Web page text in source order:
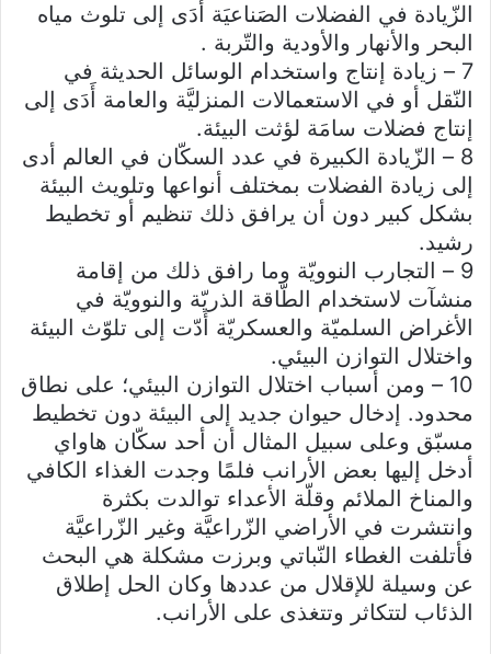
الزّيادة في الفضلات الصَناعيَة أَدَى إلى تلوث مياه
البحر والأنهار والأودية والتّربة .
7 – زيادة إنتاج واستخدام الوسائل الحديثة في
النّقل أو في الاستعمالات المنزليَّة والعامة أَدَى إلى
إنتاج فضلات سامَة لؤثت البيئة.
8 – الزّيادة الكبيرة في عدد السكّان في العالم أدى
إلى زيادة الفضلات بمختلف أنواعها وتلويث البيئة
بشكل كبير دون أن يرافق ذلك تنظيم أو تخطيط
رشيد.
9 – التجارب النوويّة وما رافق ذلك من إقامة
منشآت لاستخدام الطّاقة الذريّة والنوويّة في
الأغراض السلميّة والعسكريّة أَدّت إلى تلوّث البيئة
واختلال التوازن البيئي.
10 – ومن أسباب اختلال التوازن البيئي؛ على نطاق
محدود. إدخال حيوان جديد إلى البيئة دون تخطيط
مسبّق وعلى سبيل المثال أن أحد سكّان هاواي
أدخل إليها بعض الأرانب فلمًا وجدت الغذاء الكافي
والمناخ الملائم وقلّة الأعداء توالدت بكثرة
وانتشرت في الأراضي الزّراعيَّة وغير الزّراعيَّة
فأتلفت الغطاء النّباتي وبرزت مشكلة هي البحث
عن وسيلة للإقلال من عددها وكان الحل إطلاق
الذئاب لتتكاثر وتتغذى على الأرانب.